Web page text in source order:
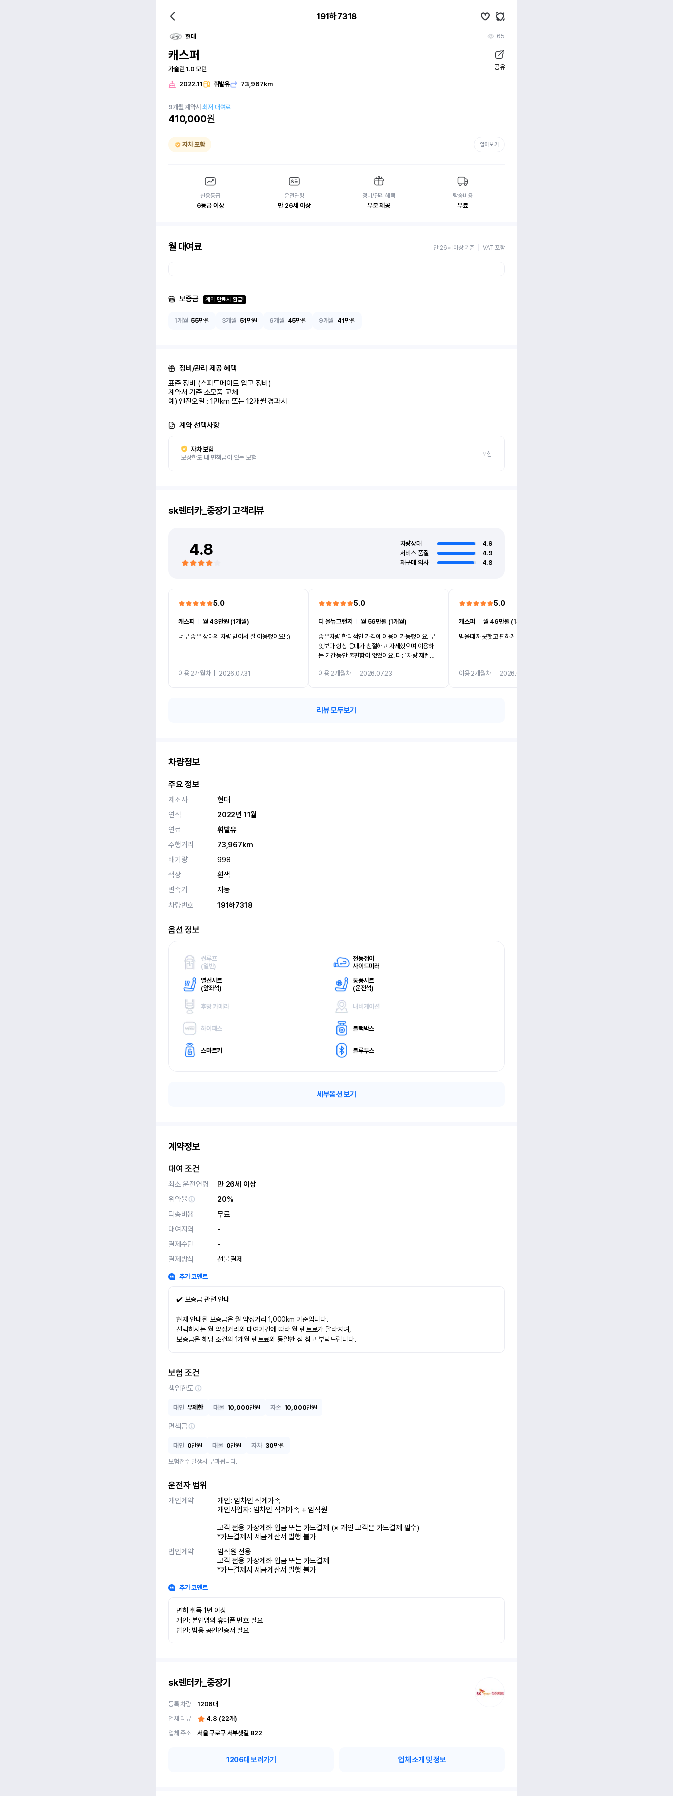
191하7318
현대 65
캐스퍼
가솔린 1.0 모던 공유
2022.11 휘발유 73,967km
9개월 계약시최저 대여료
410,000원
자차 포함 알아보기
신용등급
6등급 이상
운전연령
만 26세 이상
정비/관리 혜택
부분 제공
탁송비용
무료
월 대여료 만 26세 이상 기준 VAT 포함
보증금 계약 만료시 환급!
1개월 55만원 3개월 51만원 6개월 45만원 9개월 41만원
정비/관리 제공 혜택
표준 정비 (스피드메이트 입고 정비)
계약서 기준 소모품 교체
예) 엔진오일 : 1만km 또는 12개월 경과시
계약 선택사항
자차 보험
보상한도 내 면책금이 있는 보험
포함
sk렌터카_중장기 고객리뷰
4.8 차량상태
4.9
서비스 품질
4.9
재구매 의사
4.8
5.0
캐스퍼
월 43만원 (1개월)
너무 좋은 상태의 차량 받아서 잘 이용했어요! :)
이용 2개월차ㅣ 2026.07.31
5.0
디 올뉴그랜저 ㅣ월 56만원 (1개월)
좋은차량 합리적인 가격에 이용이 가능했어요. 무
엇보다 항상 응대가 친절하고 자세했으며 이용하
는 기간동안 불편함이 없었어요. 다른차량 재렌트
카 렌트 고민없이 강추합니다!!
이용 2개월차ㅣ 2026.07.23
5.0
캐스퍼
월 46만원 (1개월)
받을때 깨끗햇고 편하게 잘이용했습니다!
이용 2개월차ㅣ 2026.07.08
리뷰 모두보기
차량정보
주요 정보
제조사
현대
연식
2022년 11월
연료
휘발유
주행거리
73,967km
배기량
998
색상
흰색
변속기
자동
차량번호
191하7318
옵션 정보
썬루프
(일반)
전동접이
사이드미러
열선시트
(앞좌석)
통풍시트
(운전석)
후방 카메라 내비게이션
하이패스 블랙박스
스마트키 블루투스
세부옵션 보기
계약정보
대여 조건
최소 운전연령
만 26세 이상
위약율
20%
탁송비용
무료
대여지역
-
결제수단
-
결제방식
선불결제
추가 코멘트
✔️ 보증금 관련 안내
현재 안내된 보증금은 월 약정거리 1,000km 기준입니다.
선택하시는 월 약정거리와 대여기간에 따라 월 렌트료가 달라지며,
보증금은 해당 조건의 1개월 렌트료와 동일한 점 참고 부탁드립니다.
보험 조건
책임한도
대인 무제한 대물 10,000만원 자손 10,000만원
면책금
대인 0만원 대물 0만원 자차 30만원
보험접수 발생시 부과됩니다.
운전자 범위
개인계약
개인: 임차인 직계가족
개인사업자: 임차인 직계가족 + 임직원
고객 전용 가상계좌 입금 또는 카드결제 (※ 개인 고객은 카드결제 필수)
*카드결제시 세금계산서 발행 불가
법인계약
임직원 전용
고객 전용 가상계좌 입금 또는 카드결제
*카드결제시 세금계산서 발행 불가
추가 코멘트
면허 취득 1년 이상
개인: 본인명의 휴대폰 번호 필요
법인: 범용 공인인증서 필요
sk렌터카_중장기
등록 차량 1206대
업체 리뷰
4.8 (22개)
업체 주소
서울 구로구 서부샛길 822
1206대 보러가기 업체 소개 및 정보